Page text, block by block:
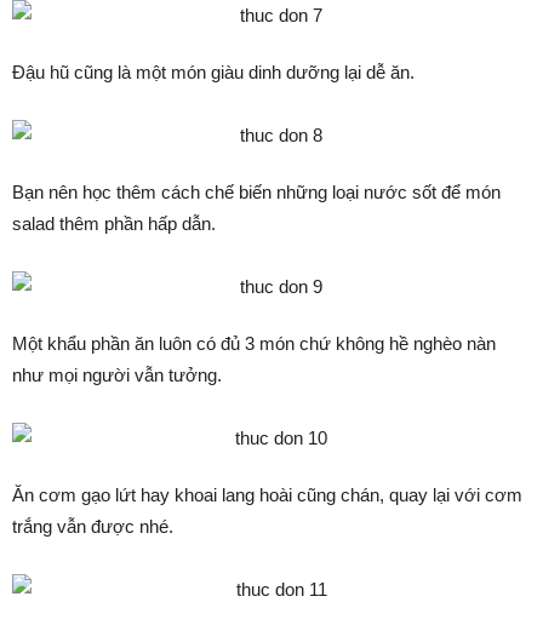
Đậu hũ cũng là một món giàu dinh dưỡng lại dễ ăn.
Bạn nên học thêm cách chế biến những loại nước sốt để món
salad thêm phần hấp dẫn.
Một khẩu phần ăn luôn có đủ 3 món chứ không hề nghèo nàn
như mọi người vẫn tưởng.
Ăn cơm gạo lứt hay khoai lang hoài cũng chán, quay lại với cơm
trắng vẫn được nhé.